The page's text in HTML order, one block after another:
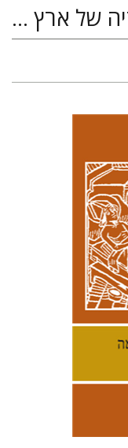
חינוך, היסטוריה, היסטוריה של ארץ ישראל ומדינת ישראל, תולדות האוניברסיטה העברית